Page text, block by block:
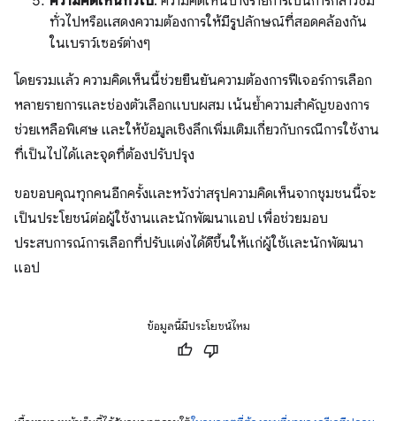
ทั่วไปหรือแสดงความต้องการให้มีรูปลักษณ์ที่สอดคล้องกัน
ในเบราว์เซอร์ต่างๆ
โดยรวมแล้ว ความคิดเห็นนี้ช่วยยืนยันความต้องการฟีเจอร์การเลือก
หลายรายการและช่องตัวเลือกแบบผสม เน้นย้ำความสำคัญของการ
ช่วยเหลือพิเศษ และให้ข้อมูลเชิงลึกเพิ่มเติมเกี่ยวกับกรณีการใช้งาน
ที่เป็นไปได้และจุดที่ต้องปรับปรุง
ขอขอบคุณทุกคนอีกครั้งและหวังว่าสรุปความคิดเห็นจากชุมชนนี้จะ
เป็นประโยชน์ต่อผู้ใช้งานและนักพัฒนาแอป เพื่อช่วยมอบ
ประสบการณ์การเลือกที่ปรับแต่งได้ดีขึ้นให้แก่ผู้ใช้และนักพัฒนา
แอป
ข้อมูลนี้มีประโยชน์ไหม